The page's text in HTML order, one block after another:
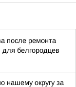
после ремонта
белгородцев
нашему округу за